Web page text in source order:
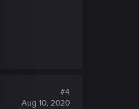
#4
Aug 10, 2020